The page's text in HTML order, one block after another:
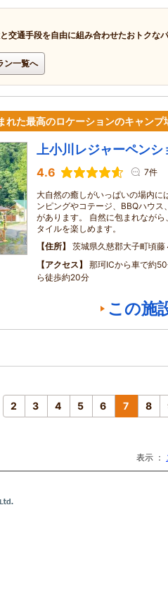
交通手段を自由に組み合わせたおトクな
ン一覧へ
れた最高のロケーションのキャンプ
上小川レジャーペンシ
4.6 7件
大自然の癒しがいっぱいの場内に
ンピングやコテージ、BBQハウ
があります。 自然に包まれなが
タイルを楽しめます。
住所
茨城県久慈郡大子町頃藤
アクセス
那珂ICから車で約
ら徒歩約20分
この施
2 3 4 5 6 7 8
表示 ：